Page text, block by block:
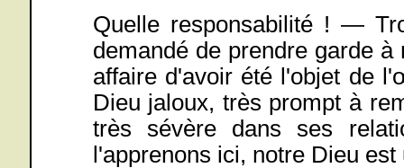
Quelle responsabilité ! —
demandé de prendre garde
affaire d'avoir été l'objet de
Dieu jaloux, très prompt à
très sévère dans ses
l'apprenons ici, notre Dieu